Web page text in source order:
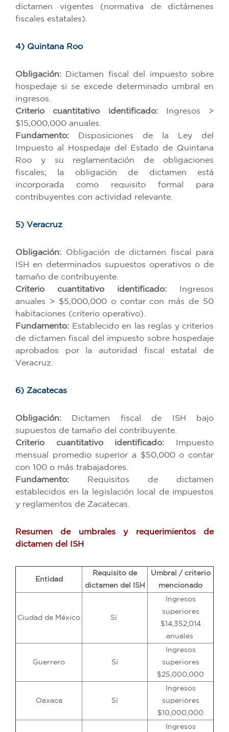
dictamen vigentes (normativa de dictámenes
fiscales estatales).
4) Quintana Roo
Obligación: Dictamen fiscal del impuesto sobre
hospedaje si se excede determinado umbral en
ingresos.
Criterio cuantitativo identificado:Ingresos >
$15,000,000 anuales.
Fundamento: Disposiciones de la Ley del
Impuesto al Hospedaje del Estado de Quintana
Roo y su reglamentación de obligaciones
fiscales; la obligación de dictamen está
incorporada como requisito formal para
contribuyentes con actividad relevante.
5) Veracruz
Obligación: Obligación de dictamen fiscal para
ISH en determinados supuestos operativos o de
tamaño de contribuyente.
Criterio cuantitativo identificado: Ingresos
anuales > $5,000,000 o contar con más de 50
habitaciones (criterio operativo).
Fundamento: Establecido en las reglas y criterios
de dictamen fiscal del impuesto sobre hospedaje
aprobados por la autoridad fiscal estatal de
Veracruz.
6) Zacatecas
Obligación: Dictamen fiscal de ISH bajo
supuestos de tamaño del contribuyente.
Criterio cuantitativo identificado: Impuesto
mensual promedio superior a $50,000 o contar
con 100 o más trabajadores.
Fundamento: Requisitos de dictamen
establecidos en la legislación local de impuestos
y reglamentos de Zacatecas.
Resumen de umbrales y requerimientos de
dictamen del ISH
Entidad
Requisito de
dictamen del ISH
Umbral / criterio
mencionado
Ciudad de México Sí
Ingresos
superiores
$14,352,014
anuales
Guerrero Sí
Ingresos
superiores
$25,000,000
Oaxaca Sí
Ingresos
superiores
$10,000,000
Ingresos